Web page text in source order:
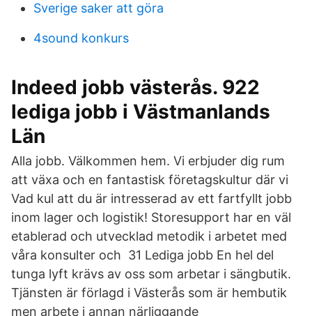
Sverige saker att göra
4sound konkurs
Indeed jobb västerås. 922
lediga jobb i Västmanlands
Län
Alla jobb. Välkommen hem. Vi erbjuder dig rum
att växa och en fantastisk företagskultur där vi
Vad kul att du är intresserad av ett fartfyllt jobb
inom lager och logistik! Storesupport har en väl
etablerad och utvecklad metodik i arbetet med
våra konsulter och 31 Lediga jobb En hel del
tunga lyft krävs av oss som arbetar i sängbutik.
Tjänsten är förlagd i Västerås som är hembutik
men arbete i annan närliggande